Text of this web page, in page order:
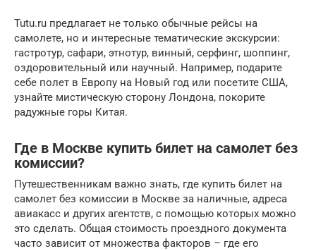
Tutu.ru предлагает не только обычные рейсы на
самолете, но и интересные тематические экскурсии:
гастротур, сафари, этнотур, винный, серфинг, шоппинг,
оздоровительный или научный. Например, подарите
себе полет в Европу на Новый год или посетите США,
узнайте мистическую сторону Лондона, покорите
радужные горы Китая.
Где в Москве купить билет на самолет без
комиссии?
Путешественникам важно знать, где купить билет на
самолет без комиссии в Москве за наличные, адреса
авиакасс и других агентств, с помощью которых можно
это сделать. Общая стоимость проездного документа
часто зависит от множества факторов – где его